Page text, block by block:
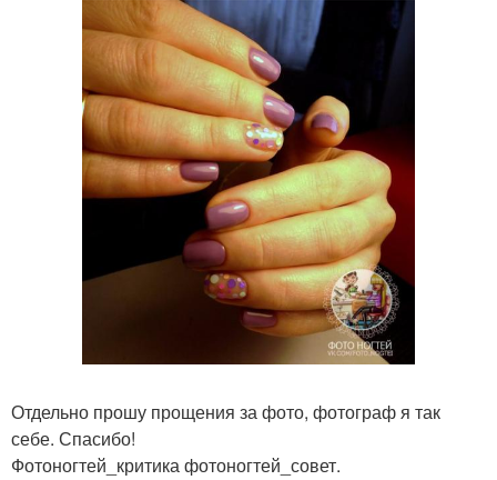
Отдельно прошу прощения за фото, фотограф я так
себе. Спасибо!
Фотоногтей_критика фотоногтей_совет.